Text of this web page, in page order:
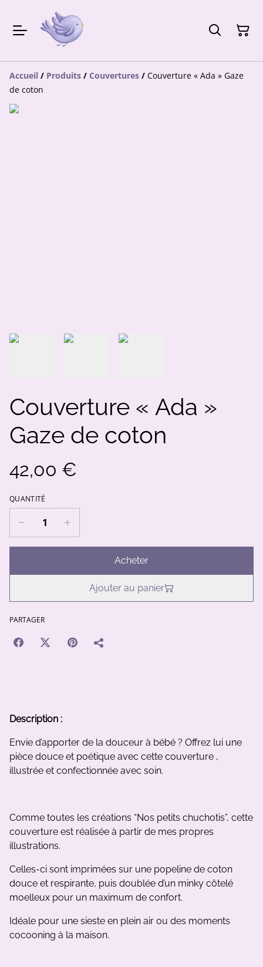
Accueil / Produits / Couvertures / Couverture « Ada » Gaze
de coton
Couverture « Ada »
Gaze de coton
42,00 €
QUANTITÉ
Acheter
Ajouter au panier
PARTAGER
Description :
Envie d’apporter de la douceur à bébé ? Offrez lui une
pièce douce et poétique avec cette couverture ,
illustrée et confectionnée avec soin.
Comme toutes les créations “Nos petits chuchotis”, cette
couverture est réalisée à partir de mes propres
illustrations.
Celles-ci sont imprimées sur une popeline de coton
douce et respirante, puis doublée d’un minky côtelé
moelleux pour un maximum de confort.
Idéale pour une sieste en plein air ou des moments
cocooning à la maison.